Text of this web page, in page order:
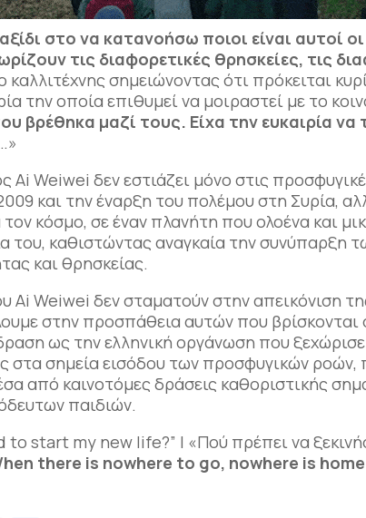
στο να κατανοήσω ποιοι είναι αυτοί
τις διαφορετικές θρησκείες, τις
καλλιτέχνης σημειώνοντας ότι πρόκειται
την οποία επιθυμεί να μοιραστεί με το
βρέθηκα μαζί τους. Είχα την ευκαιρία
Ai Weiwei δεν εστιάζει μόνο στις
και την έναρξη του πολέμου στη Συρία,
κόσμο, σε έναν πλανήτη που ολοένα και
του, καθιστώντας αναγκαία την συνύπαρξη
και θρησκείας.
Ai Weiwei δεν σταματούν στην απεικόνιση
στην προσπάθεια αυτών που
ως την ελληνική οργάνωση που
στα σημεία εισόδου των προσφυγικών
από καινοτόμες δράσεις καθοριστικής
παιδιών.
to start my new life?” | «Πού πρέπει να
there is nowhere to go, nowhere is home